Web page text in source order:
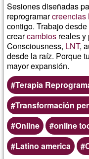
Sesiones diseñadas
reprogramarcreencias
contigo. Trabajo
crearcambios reales y
Consciousness, LNT,
desde la raíz. Porque tu
mayor expansión.
Terapia
Transformación
Online
online
Latino america